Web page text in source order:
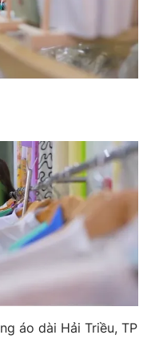
video
thao
sản
áo dài Hải Triều, TP